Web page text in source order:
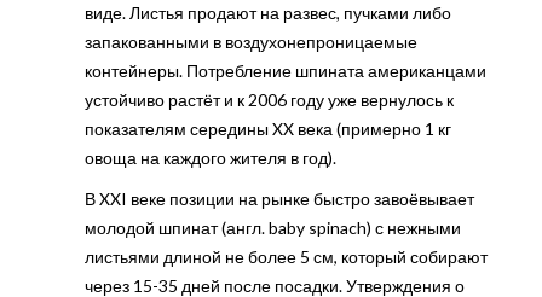
виде. Листья продают на развес, пучками либо
запакованными в воздухонепроницаемые
контейнеры. Потребление шпината американцами
устойчиво растёт и к 2006 году уже вернулось к
показателям середины XX века (примерно 1 кг
овоща на каждого жителя в год).
В XXI веке позиции на рынке быстро завоёвывает
молодой шпинат (англ. baby spinach) с нежными
листьями длиной не более 5 см, который собирают
через 15-35 дней после посадки. Утверждения о